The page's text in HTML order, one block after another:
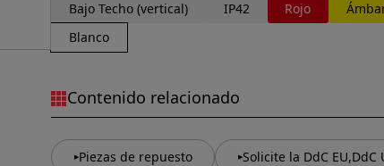
Bajo Techo (vertical)
IP42 Rojo
Blanco
Contenido relacionado
Piezas de repuesto Solicite la DdC EU,DdC